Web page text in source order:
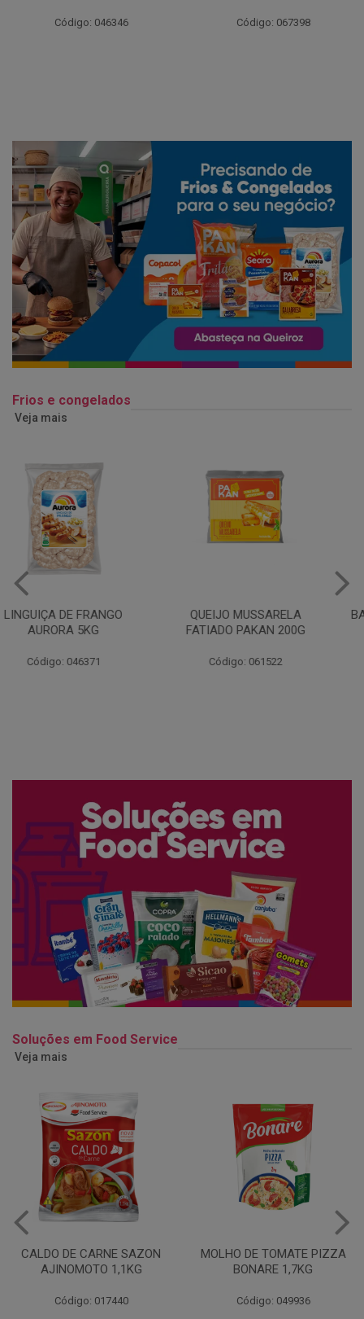
Código: 046346 Código: 067398
Frios e congelados
Veja mais
QUEIJO MUSSARELA
FATIADO PAKAN 200G
Código: 061522
BANDEJA COXA DE FRANGO
CONG COPACOL 1KG
Código: 066530
Soluções em Food Service
Veja mais
MOLHO DE TOMATE PIZZA
BONARE 1,7KG
Código: 049936
MARGARINA USO
PROFISSIONAL 80% CUKIN
Código: 062469